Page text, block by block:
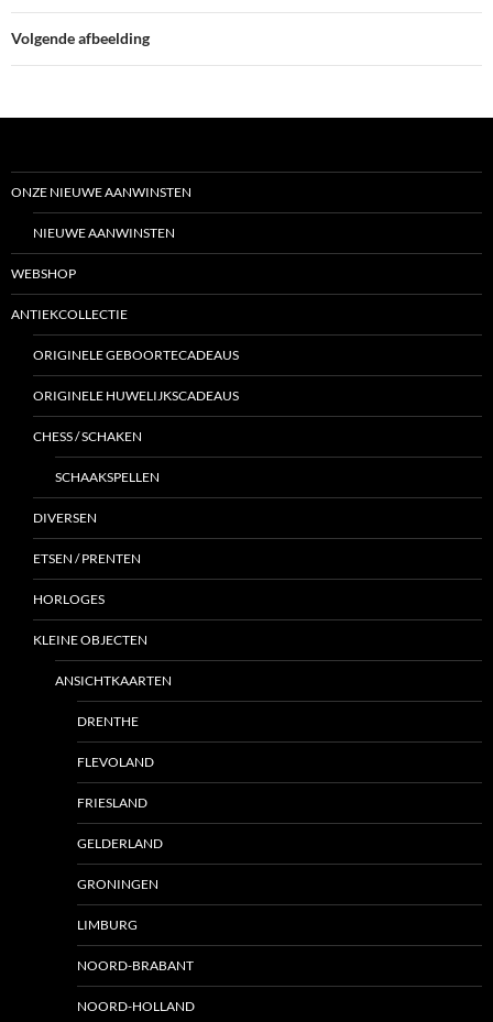
Volgende afbeelding
ONZE NIEUWE AANWINSTEN
NIEUWE AANWINSTEN
WEBSHOP
ANTIEKCOLLECTIE
ORIGINELE GEBOORTECADEAUS
ORIGINELE HUWELIJKSCADEAUS
CHESS / SCHAKEN
SCHAAKSPELLEN
DIVERSEN
ETSEN / PRENTEN
HORLOGES
KLEINE OBJECTEN
ANSICHTKAARTEN
DRENTHE
FLEVOLAND
FRIESLAND
GELDERLAND
GRONINGEN
LIMBURG
NOORD-BRABANT
NOORD-HOLLAND